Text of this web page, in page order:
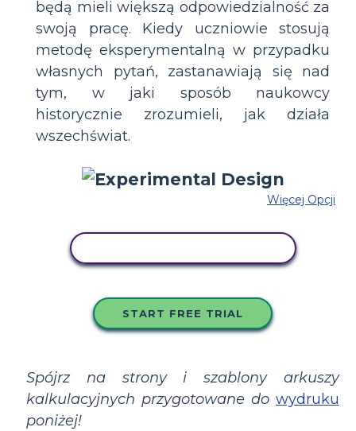
będą mieli większą odpowiedzialność za
swoją pracę. Kiedy uczniowie stosują
metodę eksperymentalną w przypadku
własnych pytań, zastanawiają się nad
tym, w jaki sposób naukowcy
historycznie zrozumieli, jak działa
wszechświat.
Więcej Opcji
START FREE TRIAL
Spójrz na strony i szablony arkuszy
kalkulacyjnych przygotowane do wydruku
poniżej!